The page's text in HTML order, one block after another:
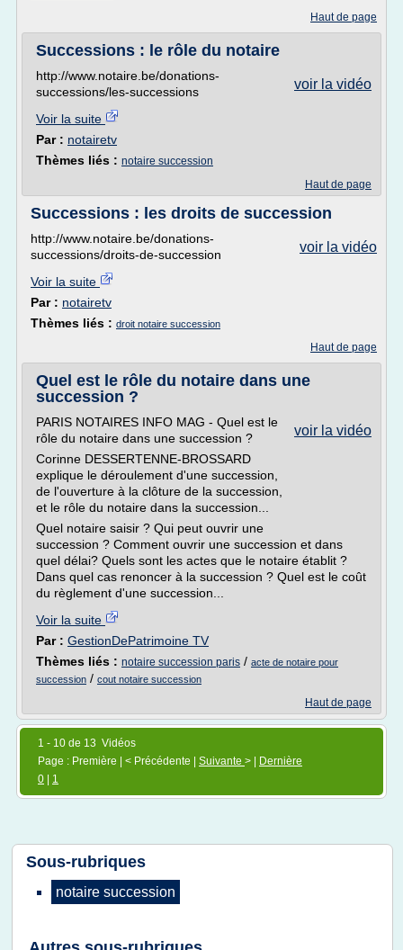
Haut de page
Successions : le rôle du notaire
voir la vidéo
http://www.notaire.be/donations-
successions/les-successions
Voir la suite
Par : notairetv
Thèmes liés : notaire succession
Haut de page
Successions : les droits de succession
voir la vidéo
http://www.notaire.be/donations-
successions/droits-de-succession
Voir la suite
Par : notairetv
Thèmes liés : droit notaire succession
Haut de page
Quel est le rôle du notaire dans une
succession ?
voir la vidéo
PARIS NOTAIRES INFO MAG - Quel est le
rôle du notaire dans une succession ?
Corinne DESSERTENNE-BROSSARD
explique le déroulement d'une succession,
de l'ouverture à la clôture de la succession,
et le rôle du notaire dans la succession...
Quel notaire saisir ? Qui peut ouvrir une
succession ? Comment ouvrir une succession et dans
quel délai? Quels sont les actes que le notaire établit ?
Dans quel cas renoncer à la succession ? Quel est le coût
du règlement d'une succession...
Voir la suite
Par : GestionDePatrimoine TV
Thèmes liés : notaire succession paris / acte de notaire pour
succession / cout notaire succession
Haut de page
1 - 10 de 13 Vidéos
Page : Première | < Précédente | Suivante > |
Dernière
0
1
Sous-rubriques
notaire succession